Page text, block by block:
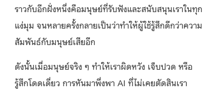
ราวกับอีกฝั่งหนึ่งคือมนุษย์ที่รับฟังและสนับสนุนเราในทุก
แง่มุม จนหลายครั้งกลายเป็นว่าทำให้ผู้ใช้รู้สึกดีกว่าความ
สัมพันธ์กับมนุษย์เสียอีก
ดังนั้นเมื่อมนุษย์จริง ๆ ทำให้เราผิดหวัง เจ็บปวด หรือ
รู้สึกโดดเดี่ยว การหันมาพึ่งพา AI ที่ไม่เคยตัดสินเรา